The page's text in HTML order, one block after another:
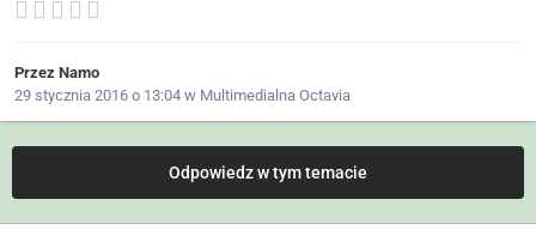
Przez Namo
29 stycznia 2016 o 13:04 w Multimedialna Octavia
Odpowiedz w tym temacie